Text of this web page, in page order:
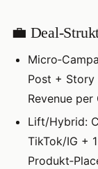
💼
Post + Story
Revenue
Lift/Hybrid:
TikTok/IG +